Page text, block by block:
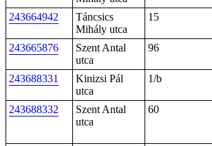
243664942
Táncsics
Mihály utca
15
243665876
Szent Antal
utca
96
243688331
Kinizsi Pál
utca
1/b
243688332
Szent Antal
utca
60